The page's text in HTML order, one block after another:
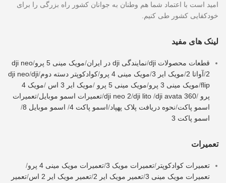
امید است با اعتماد شما هم وطنان به جوانان کشور راه بزرگی را برای
خودکفایی کشور طی کنیم.
لینک های مفید
قطعات محصولات dji /نمایندگی dji در ایران /مویک مینی 5 پرو /
dji neo
2
/آواتا 2 /مویک ایر 3 /مویک مینی 4 پرو /کوادکوپتر دسته دوم/
dji neo/dji
flip
/مویک مینی 3 پرو /مویک مینی 5 پرو /مویک ایر 3 اس /
مویک 4
پرو /
dji neo 2/dji lito /dji avata 360
/تعمیرات اسمو موبایل/تعمیرات
اسمو پاکت/نحوه دریافت پلاک پهپاد/اسمو پاکت 4 / اسمو موبایل 8
/
اسمو پاکت 3
تعمیرات
تعمیرات کوادکوپتر /تعمیرات مویک 3 /تعمیرات مویک مینی 4 پرو
/
تعمیرات مویک مینی 3
/تعمیر مویک ایر 2 /تعمیر مویک ایر 2 اس /تعمیر